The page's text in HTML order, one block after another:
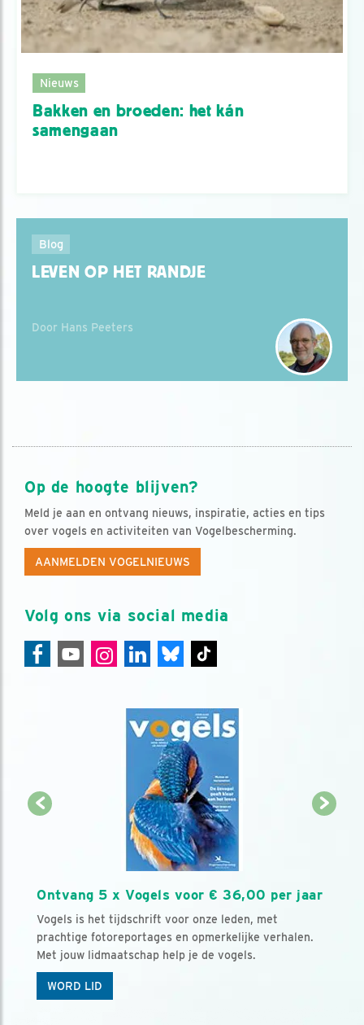
Nieuws
Bakken en broeden: het kán
samengaan
Blog
LEVEN OP HET RANDJE
Door Hans Peeters
Op de hoogte blijven?
Meld je aan en ontvang nieuws, inspiratie, acties en tips
over vogels en activiteiten van Vogelbescherming.
AANMELDEN VOGELNIEUWS
Volg ons via social media
Ontvang 5 x Vogels voor € 36,00 per jaar
Vogels is het tijdschrift voor onze leden, met
prachtige fotoreportages en opmerkelijke verhalen.
Met jouw lidmaatschap help je de vogels.
WORD LID